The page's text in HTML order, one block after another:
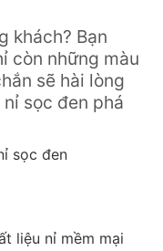
khách? Bạn
còn những màu
sẽ hài lòng
sọc đen phá
sọc đen
liệu nỉ mềm mại